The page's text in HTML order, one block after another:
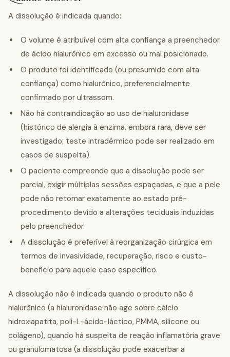
A dissolução é indicada quando:
O volume é atribuível com alta confiança a preenchedor
de ácido hialurônico em excesso ou mal posicionado.
O produto foi identificado (ou presumido com alta
confiança) como hialurônico, preferencialmente
confirmado por ultrassom.
Não há contraindicação ao uso de hialuronidase
(histórico de alergia à enzima, embora rara, deve ser
investigado; teste intradérmico pode ser realizado em
casos de suspeita).
O paciente compreende que a dissolução pode ser
parcial, exigir múltiplas sessões espaçadas, e que a pele
pode não retornar exatamente ao estado pré-
procedimento devido a alterações teciduais induzidas
pelo preenchedor.
A dissolução é preferível à reorganização cirúrgica em
termos de invasividade, recuperação, risco e custo-
benefício para aquele caso específico.
A dissolução não é indicada quando o produto não é
hialurônico (a hialuronidase não age sobre cálcio
hidroxiapatita, poli-L-ácido-láctico, PMMA, silicone ou
colágeno), quando há suspeita de reação inflamatória grave
ou granulomatosa (a dissolução pode exacerbar a